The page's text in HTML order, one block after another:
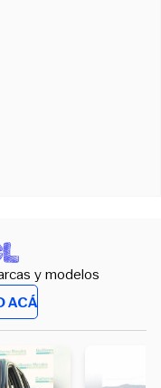
y modelos
ACÁ